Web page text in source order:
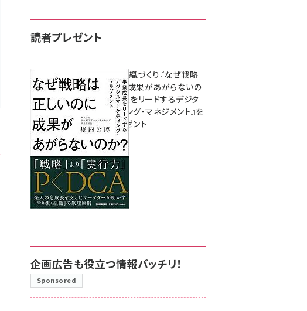
読者プレゼント
成果を生む組織づくり『なぜ戦略
は正しいのに成果があがらないの
か？ 事業成長をリードするデジタ
ルマーケティング・マネジメント』を
3名様にプレゼント
8月7日 10:00
企画広告も役立つ情報バッチリ！
Sponsored